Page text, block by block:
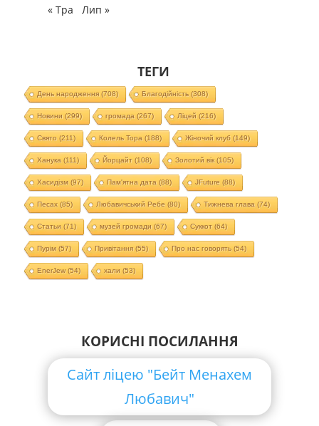
« Тра
Лип »
ТЕГИ
День народження(708) Благодійність(308)
Новини (299) громада (267) Ліцей (216)
Свято (211) Колель Тора (188) Жіночий клуб (149)
Ханука (111) Йорцайт (108) Золотий вік(105)
Хасидізм (97) Пам'ятна дата (88) JFuture (88)
Песах(85) Любавичський Ребе (80) Тижнева глава (74)
Статьи (71) музей громади (67) Суккот (64)
Пурім (57) Привітання(55) Про нас говорять(54)
EnerJew(54) хали (53)
КОРИСНІ ПОСИЛАННЯ
Сайт ліцею "Бейт Менахем
Любавич"